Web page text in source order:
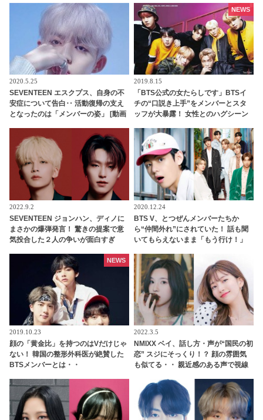
2020.5.25
SEVENTEEN エスクプス、自身の不
安症について告白‥ 活動復帰の支え
となったのは「メンバーの姿」 [動画
2019.8.15
「BTS公式の女たらしです」BTSイ
チの“口説き上手”をメンバーとスタ
ッフが大暴露！ 女性とのハグシーン
バラされるメンバーも！ 爆弾発言の
オンパレードに爆笑
NEWS
2022.9.2
SEVENTEEN ジョンハン、ディノに
まさかの爆弾発言！ 驚きの提案で意
気投合した２人の争いが面白すぎ
のやりとりに爆笑
2020.12.24
BTS V、とつぜんメンバーたちか
ら“仲間外れ”にされていた！ 話も聞
いてもらえないまま「もう行け！」
てからかうメンバーたちの団結力＆V
のリアクションに爆笑
2019.10.23
顔の「黄金比」を持つのはVだけじゃ
ない！ 韓国の整形外科医が絶賛した
BTSメンバーとは・・
NEWS
2022.3.5
NMIXX ベイ、話し方・声が“国民の初
恋” スジにそっくり！？ 顔の雰囲気
も似てる・・ 親近感のある声で視線